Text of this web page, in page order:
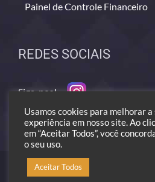
Painel de Controle Financeiro
REDES SOCIAIS
Siga-nos!
© 2006 ---> 2026 - Todos os
Usamos cookies para melhorar a
experiência em nosso site. Ao
em “Aceitar Todos”, você
o seu uso.
Aceitar Todos